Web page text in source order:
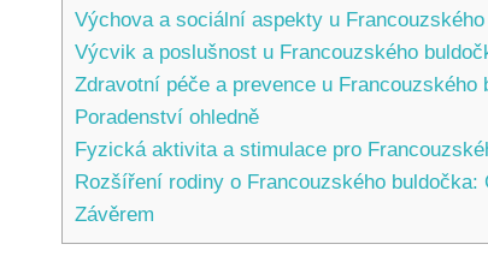
Výchova a sociální aspekty u
Výcvik a poslušnost u Francouzského
Zdravotní péče a prevence u Francouzského‌
Poradenství ohledně
Fyzická aktivita a stimulace pro
Rozšíření rodiny o Francouzského buldočka:
Závěrem